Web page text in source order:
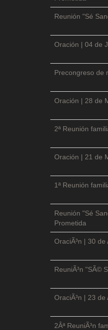
Reunión "Sé
Oración | 04 de
Precongreso de
Oración | 28 de
2ª Reunión
Oración | 21 de
1ª Reunión
Reunión "Sé
Prometida
OraciÃ³n | 30
ReuniÃ³n "SÃ©
OraciÃ³n | 23
2Âª ReuniÃ³n